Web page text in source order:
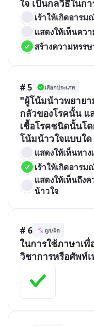
ใจ เป็นกลวิธีในก
เร้าให้เกิดอารม
แสดงให้เห็นคว
สร้างความหรร
# 5 เลือกประเภท
"ผู้โน้มน้าวพยาย
กลัวของโรคนั้น แ
เชื้อโรคชนิดนั้นโ
โน้มน้าวใจแบบใด
แสดงให้เห็นทา
เร้าให้เกิดอารม
แสดงให้เห็นถึง
น้าวใจ
# 6 ถูก/ผิด
ในการใช้ภาษาเ
วิชาการหรือศัพท์